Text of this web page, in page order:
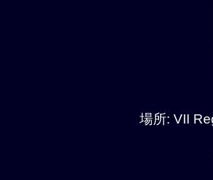
場所: VII